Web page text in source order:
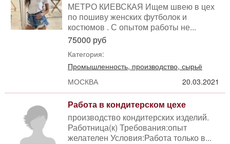
МЕТРО КИЕВСКАЯ Ищем швею в цех
по пошиву женских футболок и
костюмов . С опытом работы не...
75000 руб
Категория:
Промышленность, производство, сырьё
МОСКВА
20.03.2021
Работа в кондитерском цехе
производство кондитерских изделий.
Работница(к) Требования:опыт
желателен Условия:Работа только в...